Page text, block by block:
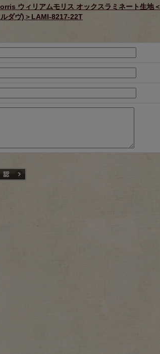
ウィリアムモリス オックスラミネート生地＜
ダヴ)＞LAMI-8217-22T